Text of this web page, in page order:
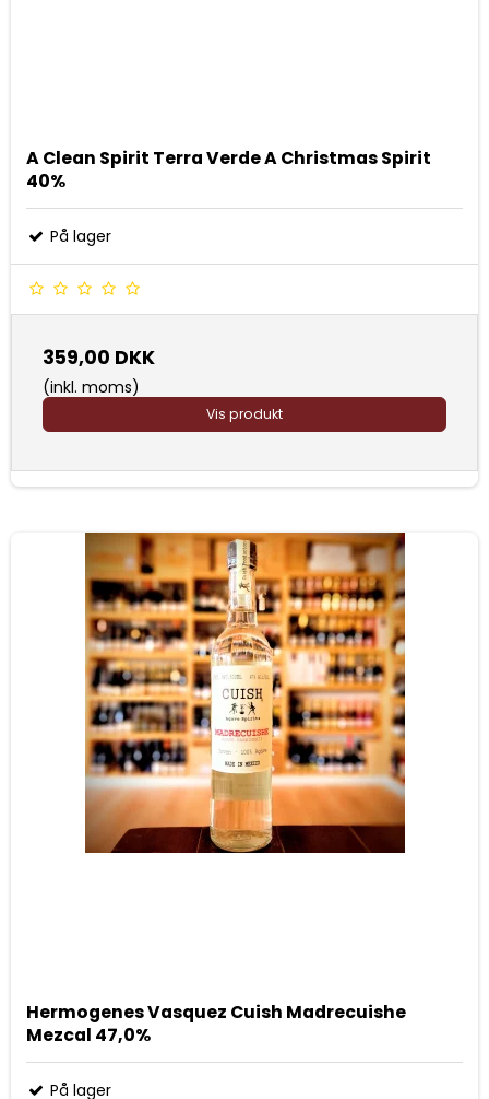
A Clean Spirit Terra Verde A Christmas Spirit
40%
På lager
359,00 DKK
(inkl. moms)
Vis produkt
Hermogenes Vasquez Cuish Madrecuishe
Mezcal 47,0%
På lager